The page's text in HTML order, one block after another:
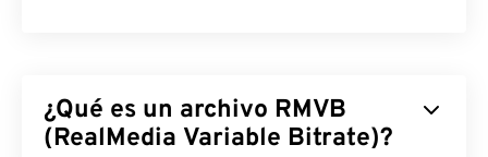
¿Qué es un archivo RMVB
(RealMedia Variable Bitrate)?